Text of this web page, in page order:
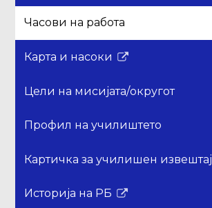
Часови на работа
Карта и насоки
Врската
отвора
нов
Цели на мисијата/округот
Профил на училиштето
Картичка за училишен извештај
Врската
отвора
Историја на РБ
Врската